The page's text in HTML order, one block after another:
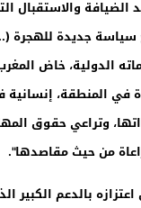
الضيافة والاستقبال
سياسة جديدة للهجرة
الدولية، خاض
في المنطقة، إنسانية
وتراعي حقوق
من حيث مقاصدها".
اعتزازه بالدعم الكبير